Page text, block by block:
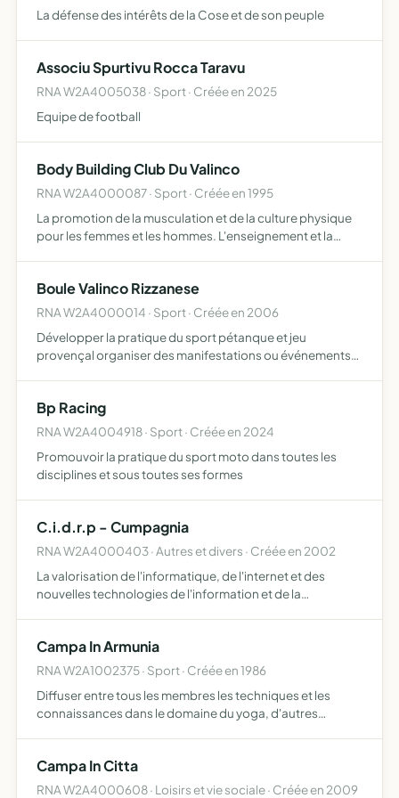
La défense des intérêts de la Cose et de son peuple
Associu Spurtivu Rocca Taravu
RNA W2A4005038 · Sport · Créée en 2025
Equipe de football
Body Building Club Du Valinco
RNA W2A4000087 · Sport · Créée en 1995
La promotion de la musculation et de la culture physique
pour les femmes et les hommes. L'enseignement et la
Boule Valinco Rizzanese
RNA W2A4000014 · Sport · Créée en 2006
Développer la pratique du sport pétanque et jeu
provençal organiser des manifestations ou événements
e…
Bp Racing
RNA W2A4004918 · Sport · Créée en 2024
Promouvoir la pratique du sport moto dans toutes les
disciplines et sous toutes ses formes
C.i.d.r.p - Cumpagnia
RNA W2A4000403 · Autres et divers · Créée en 2002
La valorisation de l'informatique, de l'internet et des
nouvelles technologies de l'information et de la
Campa In Armunia
RNA W2A1002375 · Sport · Créée en 1986
Diffuser entre tous les membres les techniques et les
connaissances dans le domaine du yoga, d'autres
Campa In Citta
RNA W2A4000608 · Loisirs et vie sociale · Créée en 2009